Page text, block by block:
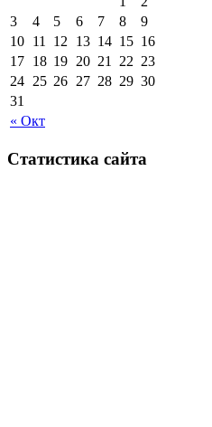
« Окт
3
4 5 6 7 8
9
10 11 12 13 14 15 16
17 18 19 20 21 22 23
24 25 26 27 28 29 30
31
Статистика сайта